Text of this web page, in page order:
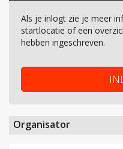
Als je inlogt zie je meer
startlocatie of een
hebben ingeschreven.
Organisator